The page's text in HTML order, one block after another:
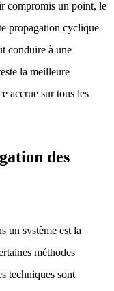
compromis un point, le
propagation cyclique
conduire à une
la meilleure
accrue sur tous les
des
un système est la
méthodes
techniques sont